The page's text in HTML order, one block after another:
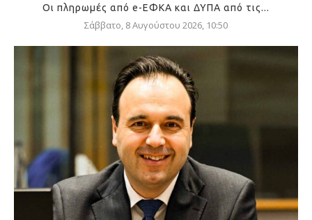
Οι πληρωμές από e-ΕΦΚΑ και ΔΥΠΑ από τις...
Σάββατο, 8 Αυγούστου 2026, 10:50